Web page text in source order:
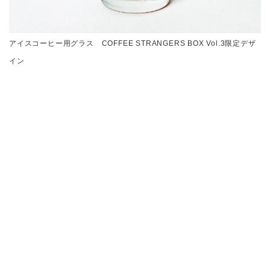
アイスコーヒー用グラス COFFEE STRANGERS BOX Vol.3限定デザ
イン